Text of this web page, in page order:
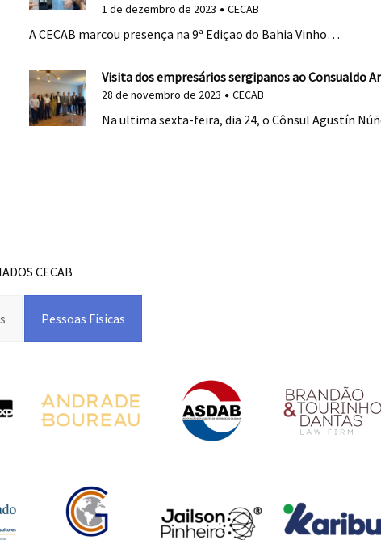
1 de dezembro de 2023 CECAB
A CECAB marcou presença na 9ª Ediçao do Bahia Vinho…
Visita dos empresários sergipanos ao Consualdo
28 de novembro de 2023 CECAB
Na ultima sexta-feira, dia 24, o Cônsul Agustín
CECAB
Pessoas Físicas